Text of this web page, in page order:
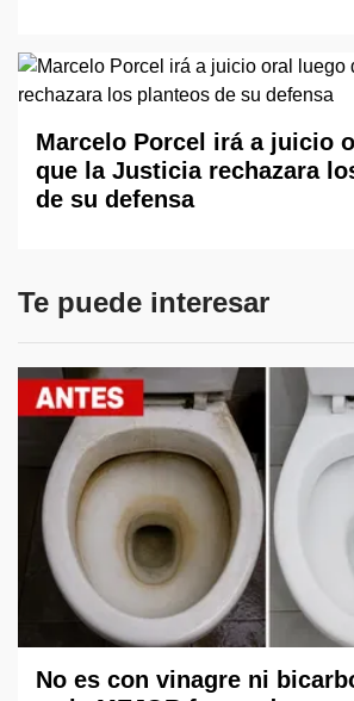
Marcelo Porcel irá a juicio
que la Justicia rechazara
de su defensa
Te puede interesar
No es con vinagre ni